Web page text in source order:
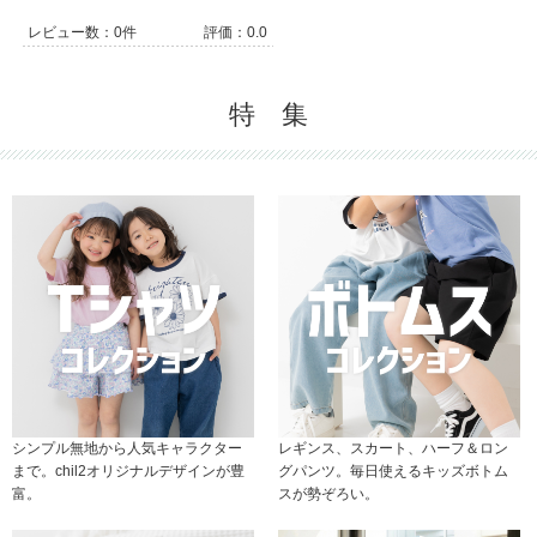
レビュー数：0件 評価：0.0
特 集
シンプル無地から人気キャラクター
まで。chil2オリジナルデザインが豊
富。
レギンス、スカート、ハーフ＆ロン
グパンツ。毎日使えるキッズボトム
スが勢ぞろい。